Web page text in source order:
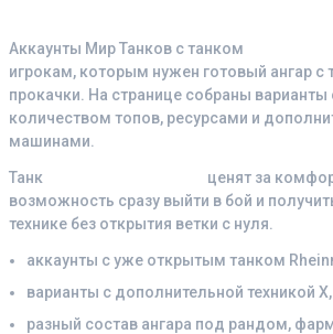
Аккаунты Мир Танков с танком
игрокам, которым нужен готовый ангар с
прокачки. На странице собраны варианты
количеством топов, ресурсами и
машинами.
Танк
ценят за
возможность сразу выйти в бой и
технике без открытия ветки с нуля.
аккаунты с уже открытым танком
варианты с дополнительной техникой X,
разный состав ангара под рандом,